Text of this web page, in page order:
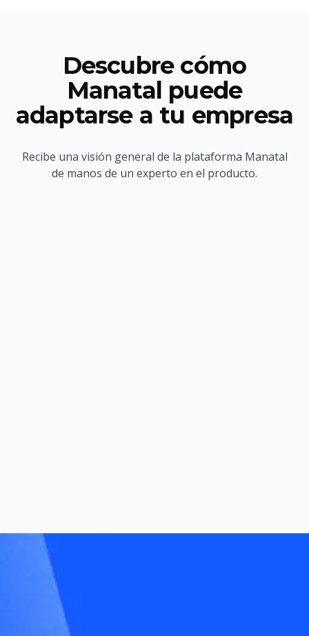
Descubre cómo
Manatal puede
adaptarse a tu empresa
Recibe una visión general de la plataforma Manatal
de manos de un experto en el producto.